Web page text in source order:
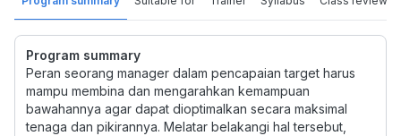
Program summary
Peran seorang manager dalam pencapaian target harus
mampu membina dan mengarahkan kemampuan
bawahannya agar dapat dioptimalkan secara maksimal
tenaga dan pikirannya. Melatar belakangi hal tersebut,